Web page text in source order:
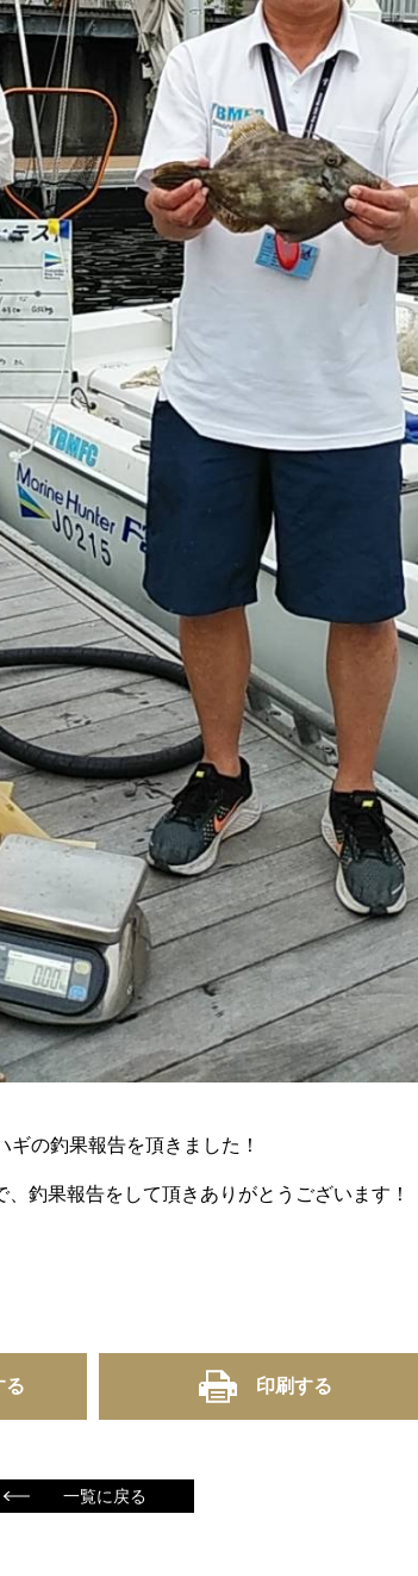
の釣果報告を頂きました！
釣果報告をして頂きありがとうございます！
る 印刷する
一覧に戻る